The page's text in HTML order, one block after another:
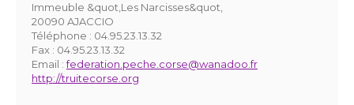
Immeuble &quot,Les Narcisses&quot,
20090 AJACCIO
Téléphone : 04.95.23.13.32
Fax : 04.95.23.13.32
Email :federation.peche.corse@wanadoo.fr
http://truitecorse.org